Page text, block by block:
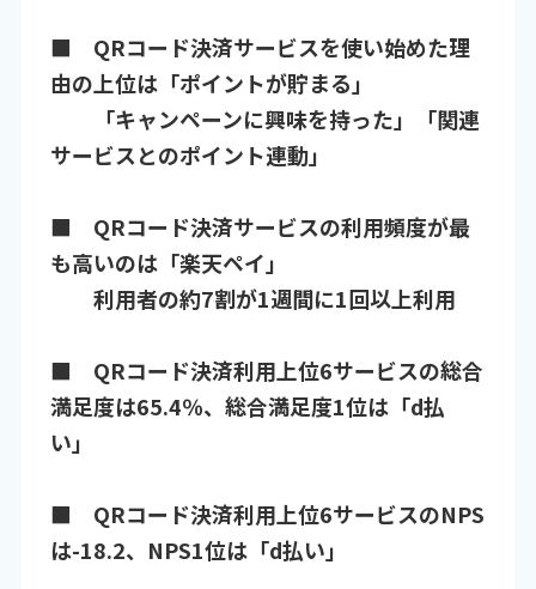
■ QRコード決済サービスを使い始めた理
由の上位は「ポイントが貯まる」
「キャンペーンに興味を持った」「関連
サービスとのポイント連動」
■ QRコード決済サービスの利用頻度が最
も高いのは「楽天ペイ」
利用者の約7割が1週間に1回以上利用
■ QRコード決済利用上位6サービスの総合
満足度は65.4％、総合満足度1位は「d払
い」
■ QRコード決済利用上位6サービスのNPS
は-18.2、NPS1位は「d払い」